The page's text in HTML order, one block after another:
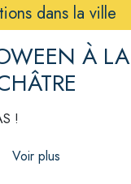
dans la ville
À LA
!
Voir plus